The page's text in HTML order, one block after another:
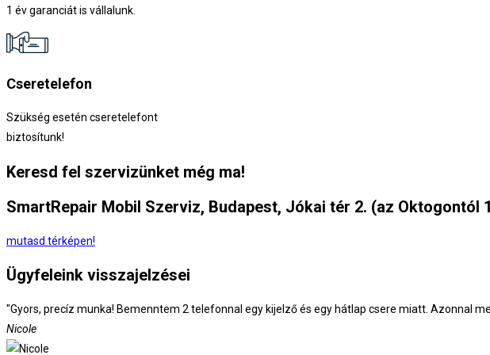
1 év garanciát is vállalunk.
Cseretelefon
Szükség esetén cseretelefont
biztosítunk!
Keresd fel szervizünket még ma!
SmartRepair Mobil Szerviz, Budapest, Jókai tér 2. (az Oktogontól
mutasd térképen!
Ügyfeleink visszajelzései
"Gyors, precíz munka! Bemenntem 2 telefonnal egy kijelző és egy hátlap csere miatt. Azonnal
Nicole